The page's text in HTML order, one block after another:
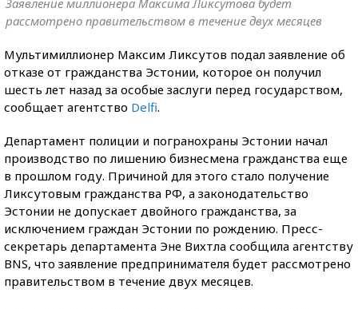
Заявление миллионера Максима Ликсутова будет
рассмотрено правительством в течение двух месяцев
Мультимиллионер Максим Ликсутов подал заявление об
отказе от гражданства Эстонии, которое он получил
шесть лет назад за особые заслуги перед государством,
сообщает агентство Delfi.
Департамент полиции и погранохраны Эстонии начал
производство по лишению бизнесмена гражданства еще
в прошлом году. Причиной для этого стало получение
Ликсутовым гражданства РФ, а законодательство
Эстонии не допускает двойного гражданства, за
исключением граждан Эстонии по рождению. Пресс-
секретарь департамента Эне Вихтла сообщила агентству
BNS, что заявление предпринимателя будет рассмотрено
правительством в течение двух месяцев.